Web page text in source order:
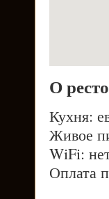
О
Кухня:
Живое
WiFi:
Оплата